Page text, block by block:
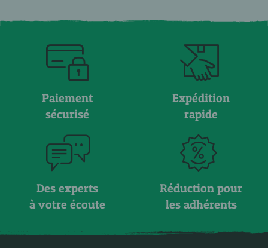
Paiement
sécurisé
Expédition
rapide
Des experts
à votre écoute
Réduction pour
les adhérents